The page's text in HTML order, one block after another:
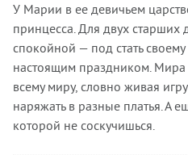
У Марии в ее девичьем
принцесса. Для двух
спокойной — под стать
настоящим праздником.
всему миру, словно живая
наряжать в разные платья. А
которой не соскучишься.